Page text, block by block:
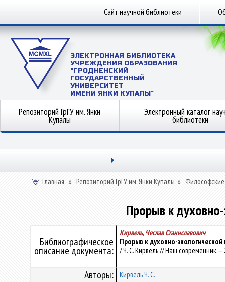
Сайт научной библиотеки
ЭЛЕКТРОННАЯ БИБЛИОТЕКА
УЧРЕЖДЕНИЯ ОБРАЗОВАНИЯ
"ГРОДНЕНСКИЙ
ГОСУДАРСТВЕННЫЙ
УНИВЕРСИТЕТ
ИМЕНИ ЯНКИ КУПАЛЫ"
Репозиторий ГрГУ им. Янки
Купалы
Электронный каталог
библиотеки
Главная » Репозиторий ГрГУ им. Янки Купалы »
Прорыв к духовно-
Библиографическое
описание документа:
Кирвель, Чеслав Станиславович
Прорыв к духовно-экологической
/ Ч. С. Кирвель // Наш современник.
Авторы: Кирвель Ч. С.